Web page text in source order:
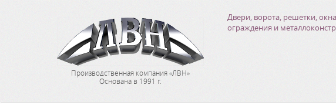
Производственная компания «ЛВН»
Основана в 1991 г.
Двери, ворота, решетки,
ограждения и